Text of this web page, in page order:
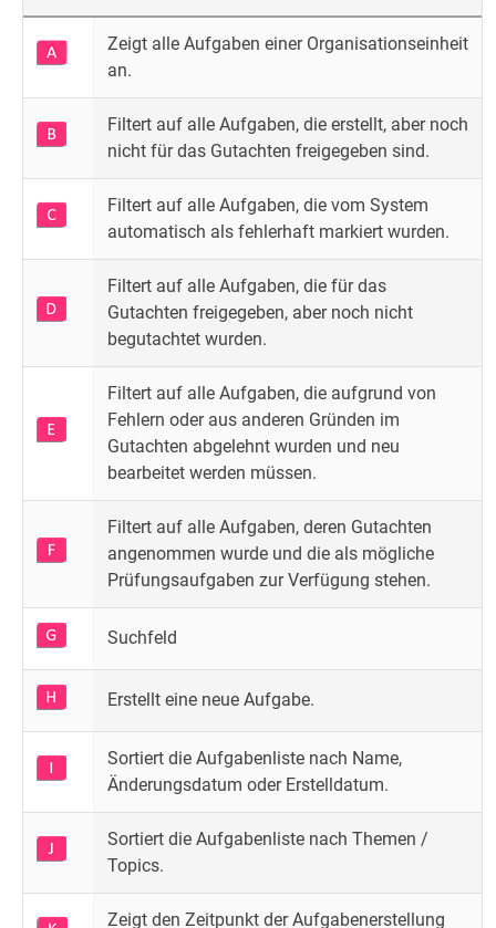
Zeigt alle Aufgaben einer Organisationseinheit
an.
Filtert auf alle Aufgaben, die erstellt, aber noch
nicht für das Gutachten freigegeben sind.
Filtert auf alle Aufgaben, die vom System
automatisch als fehlerhaft markiert wurden.
Filtert auf alle Aufgaben, die für das
Gutachten freigegeben, aber noch nicht
begutachtet wurden.
Filtert auf alle Aufgaben, die aufgrund von
Fehlern oder aus anderen Gründen im
Gutachten abgelehnt wurden und neu
bearbeitet werden müssen.
Filtert auf alle Aufgaben, deren Gutachten
angenommen wurde und die als mögliche
Prüfungsaufgaben zur Verfügung stehen.
Suchfeld
Erstellt eine neue Aufgabe.
Sortiert die Aufgabenliste nach Name,
Änderungsdatum oder Erstelldatum.
Sortiert die Aufgabenliste nach Themen /
Topics.
Zeigt den Zeitpunkt der Aufgabenerstellung